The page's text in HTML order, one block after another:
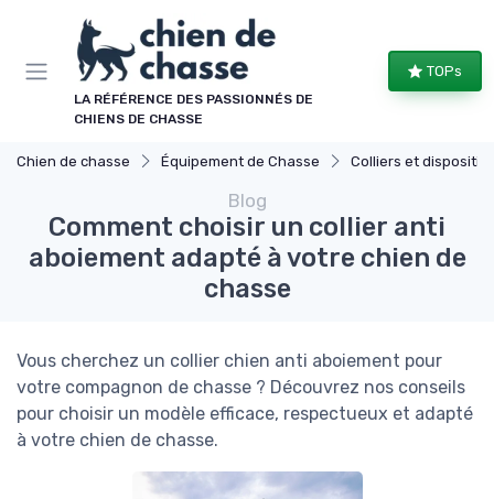
LA RÉFÉRENCE DES PASSIONNÉS DE
CHIENS DE CHASSE
TOPs
Chien de chasse Équipement de Chasse Colliers et dispositifs
Blog
Comment choisir un collier anti
aboiement adapté à votre chien de
chasse
Vous cherchez un collier chien anti aboiement pour
votre compagnon de chasse ? Découvrez nos conseils
pour choisir un modèle efficace, respectueux et adapté
à votre chien de chasse.
Panneau de gestion des cookies